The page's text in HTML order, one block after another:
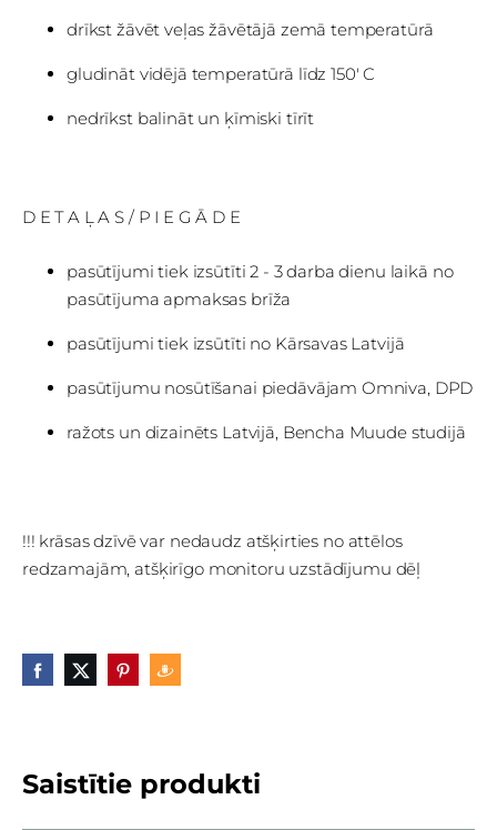
drīkst žāvēt veļas žāvētājā zemā temperatūrā
gludināt vidējā temperatūrā līdz 150' C
nedrīkst balināt un ķīmiski tīrīt
D E T A Ļ A S / P I E G Ā D E
pasūtījumi tiek izsūtīti 2 - 3 darba dienu laikā no
pasūtījuma apmaksas brīža
pasūtījumi tiek izsūtīti no Kārsavas Latvijā
pasūtījumu nosūtīšanai piedāvājam Omniva, DPD
ražots un dizainēts Latvijā, Bencha Muude studijā
!!! krāsas dzīvē var nedaudz atšķirties no attēlos
redzamajām, atšķirīgo monitoru uzstādījumu dēļ
Saistītie produkti